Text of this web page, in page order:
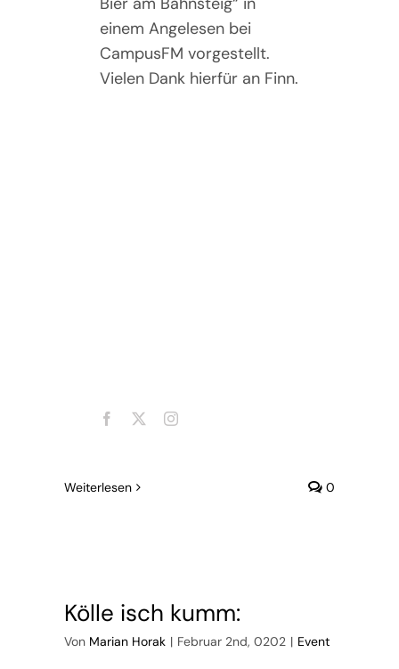
einem Angelesen bei
CampusFM vorgestellt.
Vielen Dank hierfür an Finn.
Weiterlesen 0
Kölle isch kumm:
Von Marian Horak | Februar 2nd, 0202 | Event